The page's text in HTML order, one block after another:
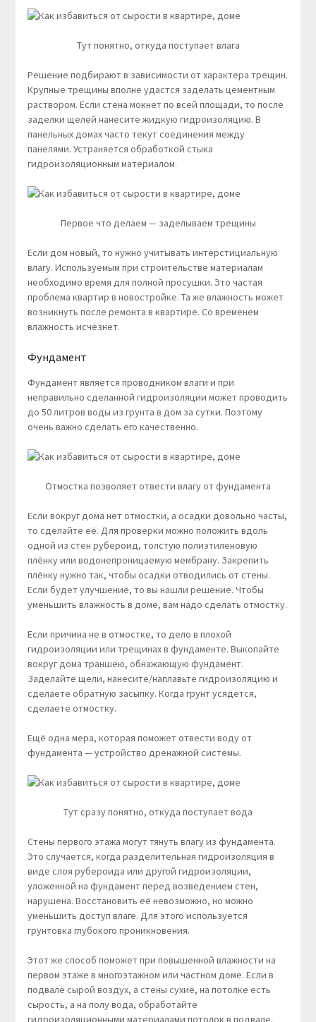
Тут понятно, откуда поступает влага
Решение подбирают в зависимости от характера трещин.
Крупные трещины вполне удастся заделать цементным
раствором. Если стена мокнет по всей площади, то после
заделки щелей нанесите жидкую гидроизоляцию. В
панельных домах часто текут соединения между
панелями. Устраняется обработкой стыка
гидроизоляционным материалом.
Первое что делаем — заделываем трещины
Если дом новый, то нужно учитывать интерстициальную
влагу. Используемым при строительстве материалам
необходимо время для полной просушки. Это частая
проблема квартир в новостройке. Та же влажность может
возникнуть после ремонта в квартире. Со временем
влажность исчезнет.
Фундамент
Фундамент является проводником влаги и при
неправильно сделанной гидроизоляции может проводить
до 50 литров воды из грунта в дом за сутки. Поэтому
очень важно сделать его качественно.
Отмостка позволяет отвести влагу от фундамента
Если вокруг дома нет отмостки, а осадки довольно часты,
то сделайте её. Для проверки можно положить вдоль
одной из стен рубероид, толстую полиэтиленовую
плёнку или водонепроницаемую мембрану. Закрепить
плёнку нужно так, чтобы осадки отводились от стены.
Если будет улучшение, то вы нашли решение. Чтобы
уменьшить влажность в доме, вам надо сделать отмостку.
Если причина не в отмостке, то дело в плохой
гидроизоляции или трещинах в фундаменте. Выкопайте
вокруг дома траншею, обнажающую фундамент.
Заделайте щели, нанесите/наплавьте гидроизоляцию и
сделаете обратную засыпку. Когда грунт усядется,
сделаете отмостку.
Ещё одна мера, которая поможет отвести воду от
фундамента — устройство дренажной системы.
Тут сразу понятно, откуда поступает вода
Стены первого этажа могут тянуть влагу из фундамента.
Это случается, когда разделительная гидроизоляция в
виде слоя рубероида или другой гидроизоляции,
уложенной на фундамент перед возведением стен,
нарушена. Восстановить её невозможно, но можно
уменьшить доступ влаге. Для этого используется
грунтовка глубокого проникновения.
Этот же способ поможет при повышенной влажности на
первом этаже в многоэтажном или частном доме. Если в
подвале сырой воздух, а стены сухие, на потолке есть
сырость, а на полу вода, обработайте
гидроизоляционными материалами потолок в подвале.